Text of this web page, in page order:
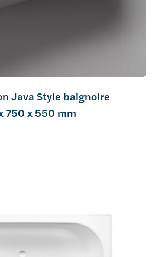
Java Style baignoire
750 x 550 mm